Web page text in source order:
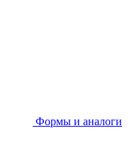
Формы и аналоги